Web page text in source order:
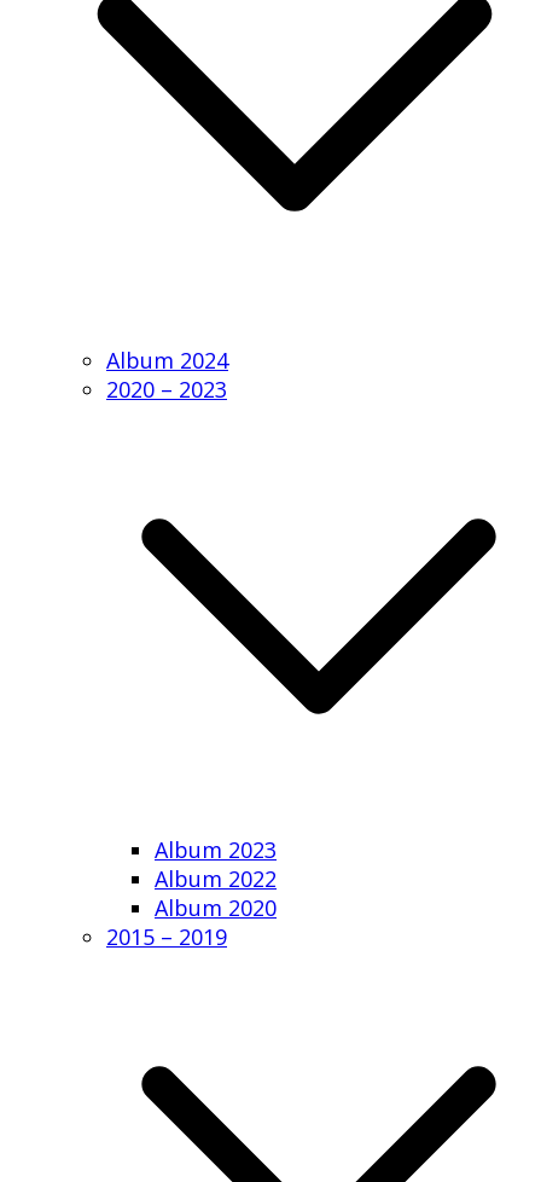
Album 2024
2020 – 2023
Album 2023
Album 2022
Album 2020
2015 – 2019